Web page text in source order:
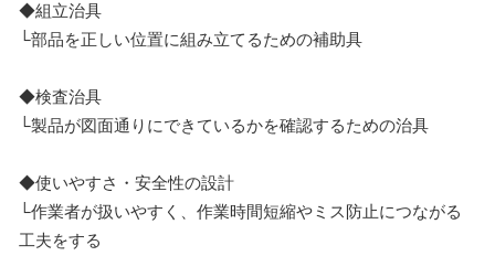
◆組立治具
└部品を正しい位置に組み立てるための補助具
◆検査治具
└製品が図面通りにできているかを確認するための治具
◆使いやすさ・安全性の設計
└作業者が扱いやすく、作業時間短縮やミス防止につながる
工夫をする